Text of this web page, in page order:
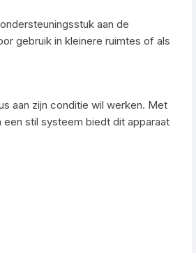
aan de
gebruik in kleinere ruimtes of als
aan zijn conditie wil werken. Met
stil systeem biedt dit apparaat